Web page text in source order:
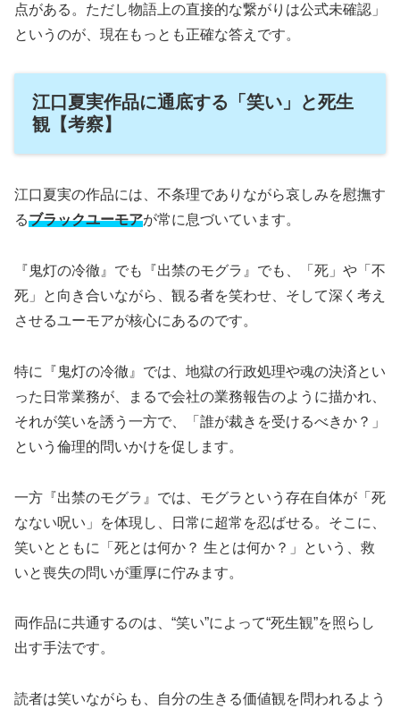
点がある。ただし物語上の直接的な繋がりは公式未確認」
というのが、現在もっとも正確な答えです。
江口夏実作品に通底する「笑い」と死生
観【考察】
江口夏実の作品には、不条理でありながら哀しみを慰撫す
るブラックユーモアが常に息づいています。
『鬼灯の冷徹』でも『出禁のモグラ』でも、「死」や「不
死」と向き合いながら、観る者を笑わせ、そして深く考え
させるユーモアが核心にあるのです。
特に『鬼灯の冷徹』では、地獄の行政処理や魂の決済とい
った日常業務が、まるで会社の業務報告のように描かれ、
それが笑いを誘う一方で、「誰が裁きを受けるべきか？」
という倫理的問いかけを促します。
一方『出禁のモグラ』では、モグラという存在自体が「死
なない呪い」を体現し、日常に超常を忍ばせる。そこに、
笑いとともに「死とは何か？ 生とは何か？」という、救
いと喪失の問いが重厚に佇みます。
両作品に共通するのは、“笑い”によって“死生観”を照らし
出す手法です。
読者は笑いながらも、自分の生きる価値観を問われるよう